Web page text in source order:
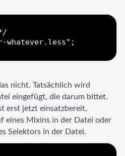
nicht. Tatsächlich wird
eingefügt, die darum bittet.
erst jetzt einsatzbereit,
eines Mixins in der Datei oder
Selektors in der Datei.